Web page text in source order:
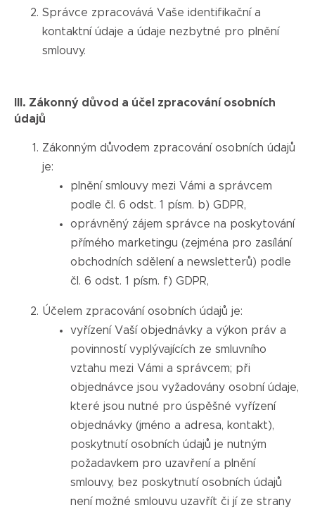
Správce zpracovává Vaše identifikační a
kontaktní údaje a údaje nezbytné pro plnění
smlouvy.
III. Zákonný důvod a účel zpracování osobních
údajů
Zákonným důvodem zpracování osobních údajů
je:
plnění smlouvy mezi Vámi a správcem
podle čl. 6 odst. 1 písm. b) GDPR,
oprávněný zájem správce na poskytování
přímého marketingu (zejména pro zasílání
obchodních sdělení a newsletterů) podle
čl. 6 odst. 1 písm. f) GDPR,
Účelem zpracování osobních údajů je:
vyřízení Vaší objednávky a výkon práv a
povinností vyplývajících ze smluvního
vztahu mezi Vámi a správcem; při
objednávce jsou vyžadovány osobní údaje,
které jsou nutné pro úspěšné vyřízení
objednávky (jméno a adresa, kontakt),
poskytnutí osobních údajů je nutným
požadavkem pro uzavření a plnění
smlouvy, bez poskytnutí osobních údajů
není možné smlouvu uzavřít či jí ze strany